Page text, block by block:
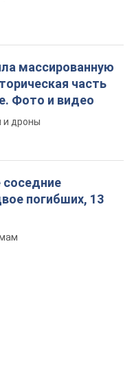
массированную
часть
Фото и видео
и дроны
соседние
погибших, 13